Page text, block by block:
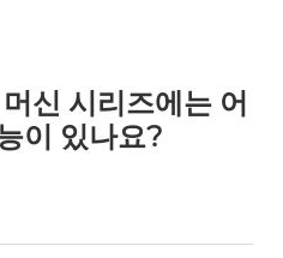
신 시리즈에는 어
이 있나요?